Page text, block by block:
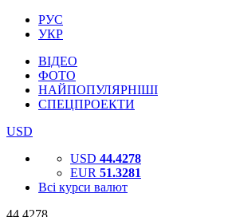
РУС
УКР
ВІДЕО
ФОТО
НАЙПОПУЛЯРНІШІ
СПЕЦПРОЕКТИ
USD
USD 44.4278
EUR 51.3281
Всі курси валют
44.4278